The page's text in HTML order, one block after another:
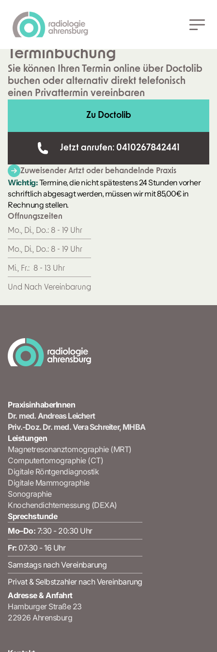
MAMMOGRAPHIE
Privat versichert -
Terminbuchung
Sie können Ihren Termin online über Doctolib
buchen oder alternativ direkt telefonisch
einen Privattermin vereinbaren
Zu Doctolib
Jetzt anrufen: 0410267842441
Zuweisender Artzt oder behandelnde Praxis
Wichtig:Termine, die nicht spätestens 24 Stunden vorher
schriftlich abgesagt werden, müssen wir mit 85,00€ in
Rechnung stellen.
Offnungszeiten
Mo., Di., Do.: 8 - 19 Uhr
Mo., Di., Do.: 8 - 19 Uhr
Mi., Fr.: 8 - 13 Uhr
Und Nach Vereinbarung
PraxisinhaberInnen
Dr. med. Andreas Leichert
Priv.-Doz. Dr. med. Vera Schreiter, MHBA
Leistungen
Magnetresonanztomographie (MRT)
Computertomographie (CT)
Digitale Röntgendiagnostik
Digitale Mammographie
Sonographie
Knochendichtemessung (DEXA)
Sprechstunde
Mo–Do: 7:30 - 20:30 Uhr
Fr: 07:30 - 16 Uhr
Samstags nach Vereinbarung
Privat & Selbstzahler nach Vereinbarung
Adresse & Anfahrt
Hamburger Straße 23
22926 Ahrensburg